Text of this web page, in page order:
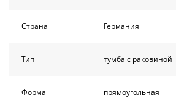
Страна Германия
Тип тумба с раковиной
Форма прямоугольная